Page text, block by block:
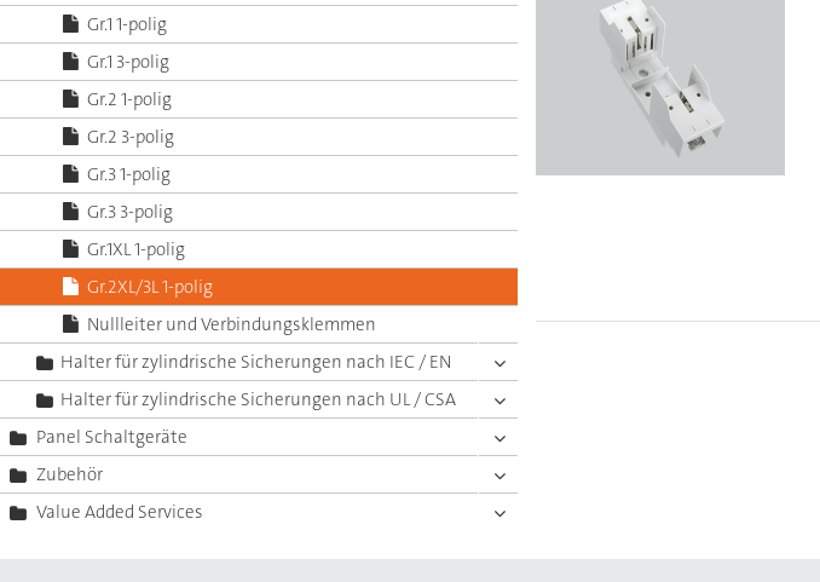
Gr.1 1-polig
Gr.1 3-polig
Gr.2 1-polig
Gr.2 3-polig
Gr.3 1-polig
Gr.3 3-polig
Gr.1XL 1-polig
Gr.2XL/3L 1-polig
Nullleiter und Verbindungsklemmen
Halter für zylindrische Sicherungen nach IEC / EN
Halter für zylindrische Sicherungen nach UL / CSA
Panel Schaltgeräte
Zubehör
Value Added Services